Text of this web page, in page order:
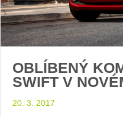
OBLÍBENÝ
SWIFT V
20. 3. 2017